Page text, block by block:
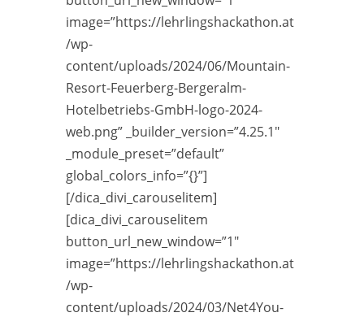
image=”https://lehrlingshackathon.at
/wp-
content/uploads/2024/06/Mountain-
Resort-Feuerberg-Bergeralm-
Hotelbetriebs-GmbH-logo-2024-
web.png” _builder_version=”4.25.1″
_module_preset=”default”
global_colors_info=”{}”]
[/dica_divi_carouselitem]
[dica_divi_carouselitem
button_url_new_window=”1″
image=”https://lehrlingshackathon.at
/wp-
content/uploads/2024/03/Net4You-